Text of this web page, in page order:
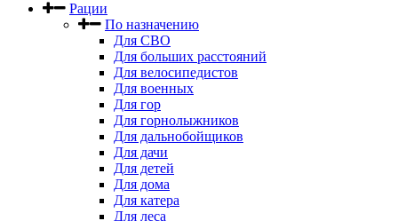
Рации
По назначению
Для СВО
Для больших расстояний
Для велосипедистов
Для военных
Для гор
Для горнолыжников
Для дальнобойщиков
Для дачи
Для детей
Для дома
Для катера
Для леса